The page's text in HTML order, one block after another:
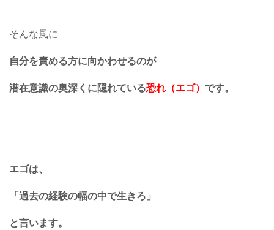
そんな風に
自分を責める方に向かわせるのが
潜在意識の奥深くに隠れている恐れ（エゴ） です。
エゴは、
「過去の経験の幅の中で生きろ」
と言います。